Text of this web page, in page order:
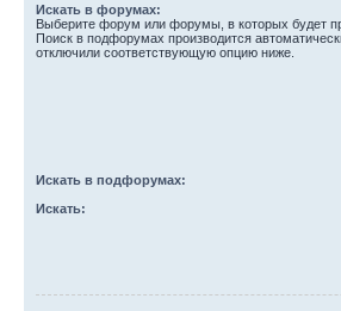
Искать в форумах:
Выберите форум или форумы, в которых будет
Поиск в подфорумах производится
отключили соответствующую опцию ниже.
Искать в подфорумах:
Искать: